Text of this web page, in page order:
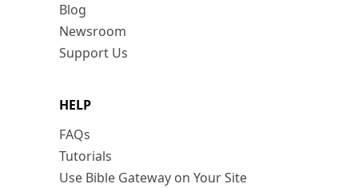
Blog
Newsroom
Support Us
HELP
FAQs
Tutorials
Use Bible Gateway on Your Site